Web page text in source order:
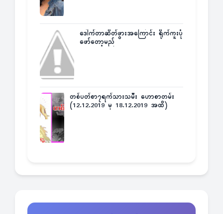
ဒေါက်တာဆိတ်ဖွားအကြောင်း ရိုက်ကူးပုံ
ဖော်တော့မည်
တစ်ပတ်စာ၇ရက်သားသမီး ဟောစာတမ်း
(12.12.2019 မှ 18.12.2019 အထိ)